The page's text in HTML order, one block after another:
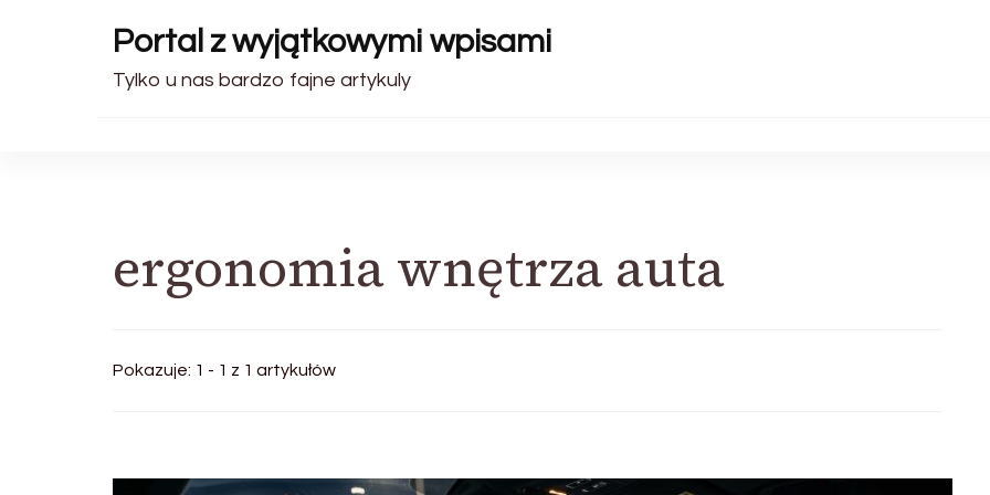
Portal z wyjątkowymi wpisami
Tylko u nas bardzo fajne artykuly
ergonomia wnętrza auta
Pokazuje: 1 - 1 z 1 artykułów